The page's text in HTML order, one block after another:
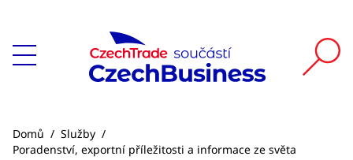
Domů / Služby /
Poradenství, exportní příležitosti a informace ze světa